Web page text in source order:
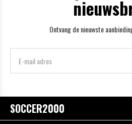
Ontvang de nieuwste
SOCCER2000